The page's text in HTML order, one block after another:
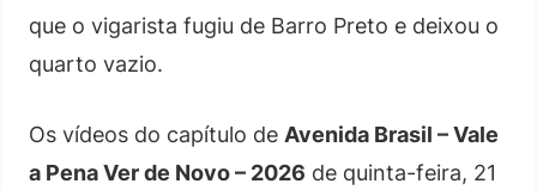
que o vigarista fugiu de Barro Preto e deixou o
quarto vazio.
Os vídeos do capítulo de Avenida Brasil – Vale
a Pena Ver de Novo – 2026 de quinta-feira, 21